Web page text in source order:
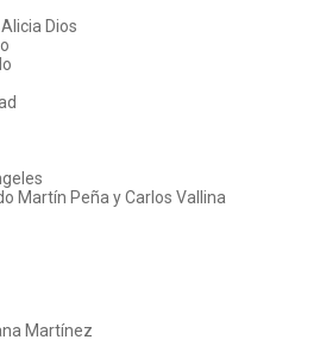
Dios
Martín Peña y Carlos Vallina
Martínez